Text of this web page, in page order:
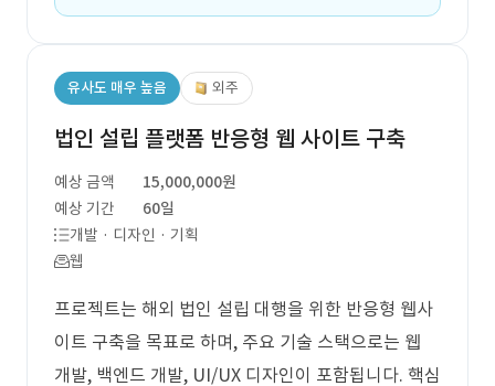
유사도 매우 높음 외주
법인 설립 플랫폼 반응형 웹 사이트 구축
예상 금액
15,000,000원
예상 기간
60일
개발 · 디자인 · 기획
웹
프로젝트는 해외 법인 설립 대행을 위한 반응형 웹사
이트 구축을 목표로 하며, 주요 기술 스택으로는 웹
개발, 백엔드 개발, UI/UX 디자인이 포함됩니다. 핵심